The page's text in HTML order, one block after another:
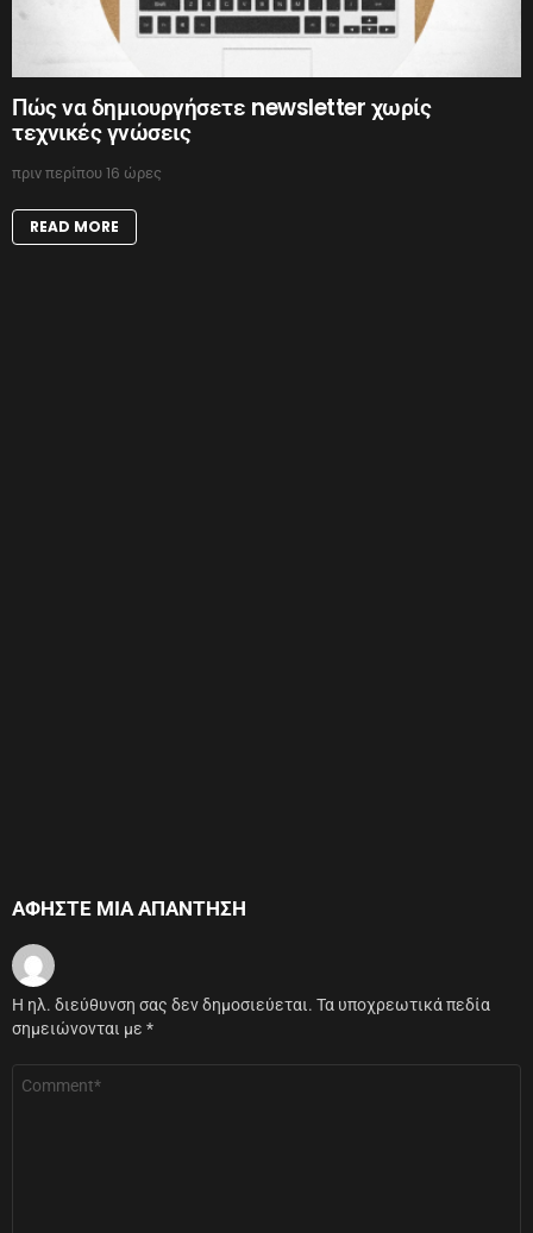
Πώς να δημιουργήσετε newsletter χωρίς
τεχνικές γνώσεις
πριν περίπου 16 ώρες
READ MORE
ΑΦΉΣΤΕ ΜΙΑ ΑΠΆΝΤΗΣΗ
Η ηλ. διεύθυνση σας δεν δημοσιεύεται. Τα υποχρεωτικά πεδία
σημειώνονται με *
Σχόλιο